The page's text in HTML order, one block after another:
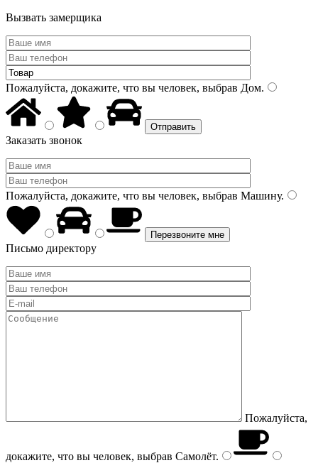
Вызвать замерщика
Пожалуйста, докажите, что вы человек, выбрав Дом.
Заказать звонок
Пожалуйста, докажите, что вы человек, выбрав Машину.
Письмо директору
Пожалуйста,
докажите, что вы человек, выбрав Самолёт.